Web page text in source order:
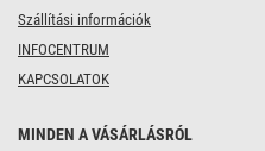
Szállítási információk
INFOCENTRUM
KAPCSOLATOK
MINDEN A VÁSÁRLÁSRÓL